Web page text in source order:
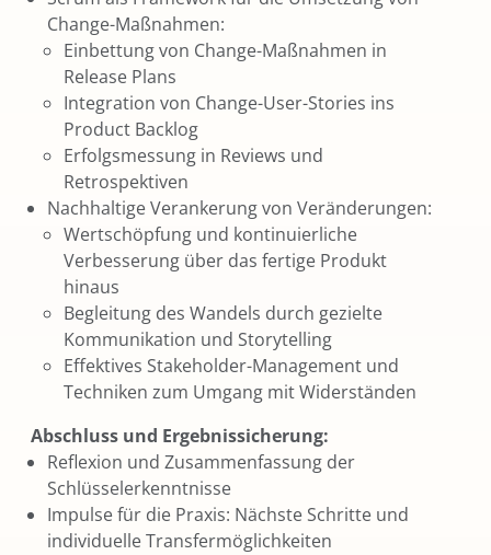
Change-Maßnahmen:
Einbettung von Change-Maßnahmen in
Release Plans
Integration von Change-User-Stories ins
Product Backlog
Erfolgsmessung in Reviews und
Retrospektiven
Nachhaltige Verankerung von Veränderungen:
Wertschöpfung und kontinuierliche
Verbesserung über das fertige Produkt
hinaus
Begleitung des Wandels durch gezielte
Kommunikation und Storytelling
Effektives Stakeholder-Management und
Techniken zum Umgang mit Widerständen
Abschluss und Ergebnissicherung:
Reflexion und Zusammenfassung der
Schlüsselerkenntnisse
Impulse für die Praxis: Nächste Schritte und
individuelle Transfermöglichkeiten